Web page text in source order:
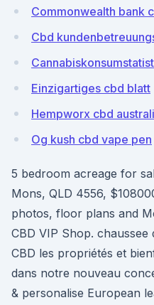
Commonwealth bank
Cbd
Einzigartiges cbd blatt
Hempworx cbd
Og kush cbd vape pen
5 bedroom acreage for
Mons, QLD 4556,
photos, floor plans and
CBD VIP Shop. chaussee
CBD les propriétés et
dans notre nouveau
& personalise European